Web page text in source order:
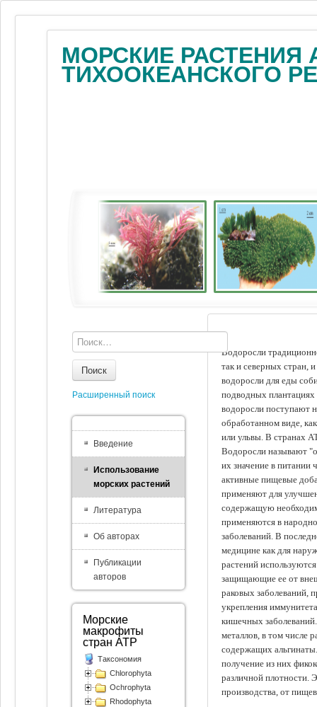
МОРСКИЕ РАСТЕНИЯ
ТИХООКЕАНСКОГО
Водоросли
так и северных стран,
водоросли для еды
подводных
водоросли поступают
обработанном виде,
или ульвы. В странах
Водоросли называют
их значение в питании
активные пищевые
применяют для
содержащую
применяются в
заболеваний. В
медицине как для
растений
защищающие ее от
раковых заболеваний,
укрепления
кишечных
металлов, в том числе
содержащих
получение из них
различной плотности.
производства, от
Поиск
Расширенный поиск
Введение
Использование
морских растений
Литература
Об авторах
Публикации
авторов
Морские
макрофиты
стран АТР
Таксономия
Chlorophyta
Ochrophyta
Rhodophyta